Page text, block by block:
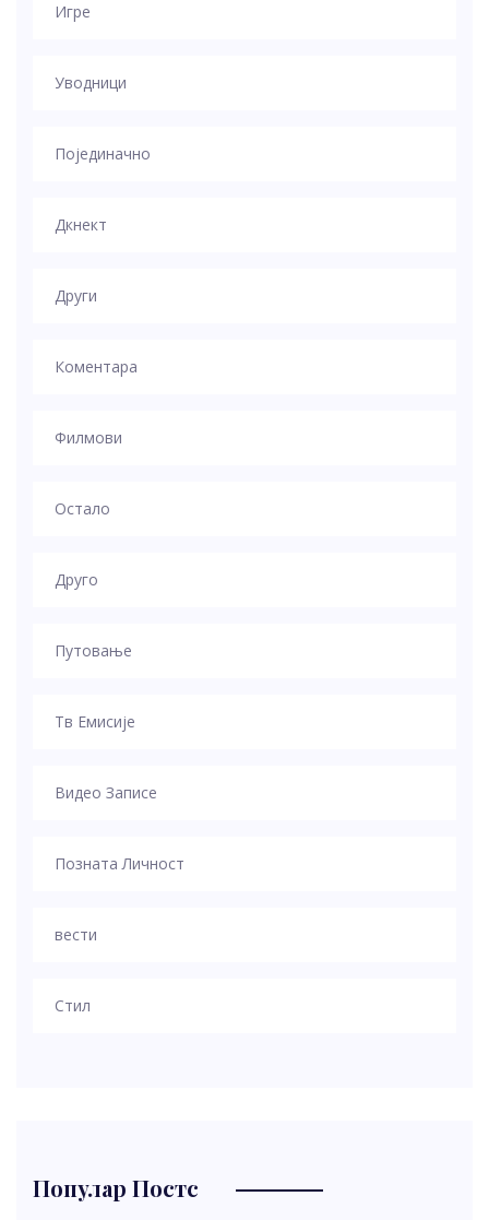
Игре
Уводници
Појединачно
Дкнект
Други
Коментара
Филмови
Остало
Друго
Путовање
Тв Емисије
Видео Записе
Позната Личност
вести
Стил
Популар Постс